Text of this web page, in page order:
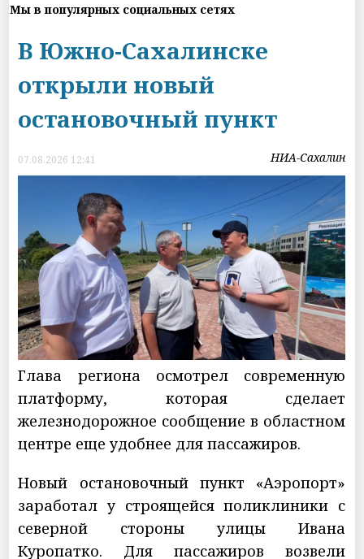
Мы в популярных социальных сетях
В Южно-Сахалинске
открыли новый
остановочный пункт
07.08.2026 12:41 НИА-Сахалин
Глава региона осмотрел современную
платформу, которая сделает
железнодорожное сообщение в областном
центре еще удобнее для пассажиров.
Новый остановочный пункт «Аэропорт»
заработал у строящейся поликлиники с
северной стороны улицы Ивана
Куропатко. Для пассажиров возвели